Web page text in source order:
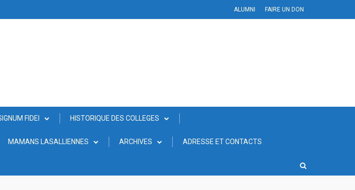
ALUMNI FAIRE UN DON
FIDEI HISTORIQUE DES COLLEGES
MAMANS LASALLIENNES ARCHIVES ADRESSE ET CONTACTS